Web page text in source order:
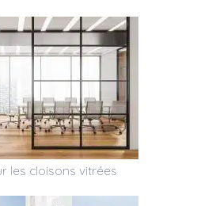
les cloisons vitrées